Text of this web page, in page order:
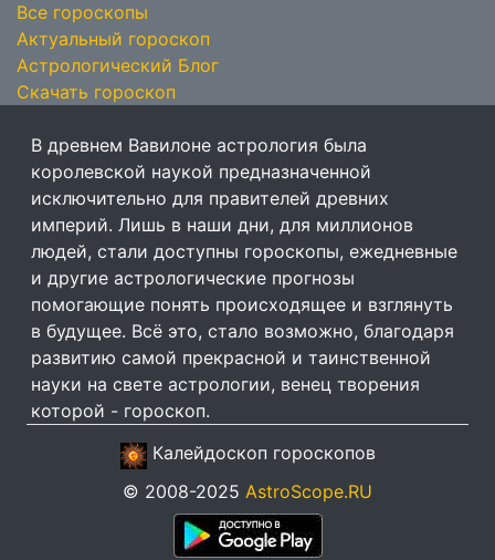
Все гороскопы
Актуальный гороскоп
Астрологический Блог
Скачать гороскоп
В древнем Вавилоне астрология была
королевской наукой предназначенной
исключительно для правителей древних
империй. Лишь в наши дни, для миллионов
людей, стали доступны гороскопы, ежедневные
и другие астрологические прогнозы
помогающие понять происходящее и взглянуть
в будущее. Всё это, стало возможно, благодаря
развитию самой прекрасной и таинственной
науки на свете астрологии, венец творения
которой - гороскоп.
Калейдоскоп гороскопов
© 2008-2025 AstroScope.RU